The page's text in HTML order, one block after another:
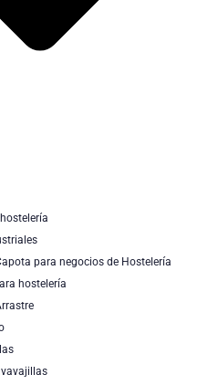
para negocios de Hostelería
hostelería